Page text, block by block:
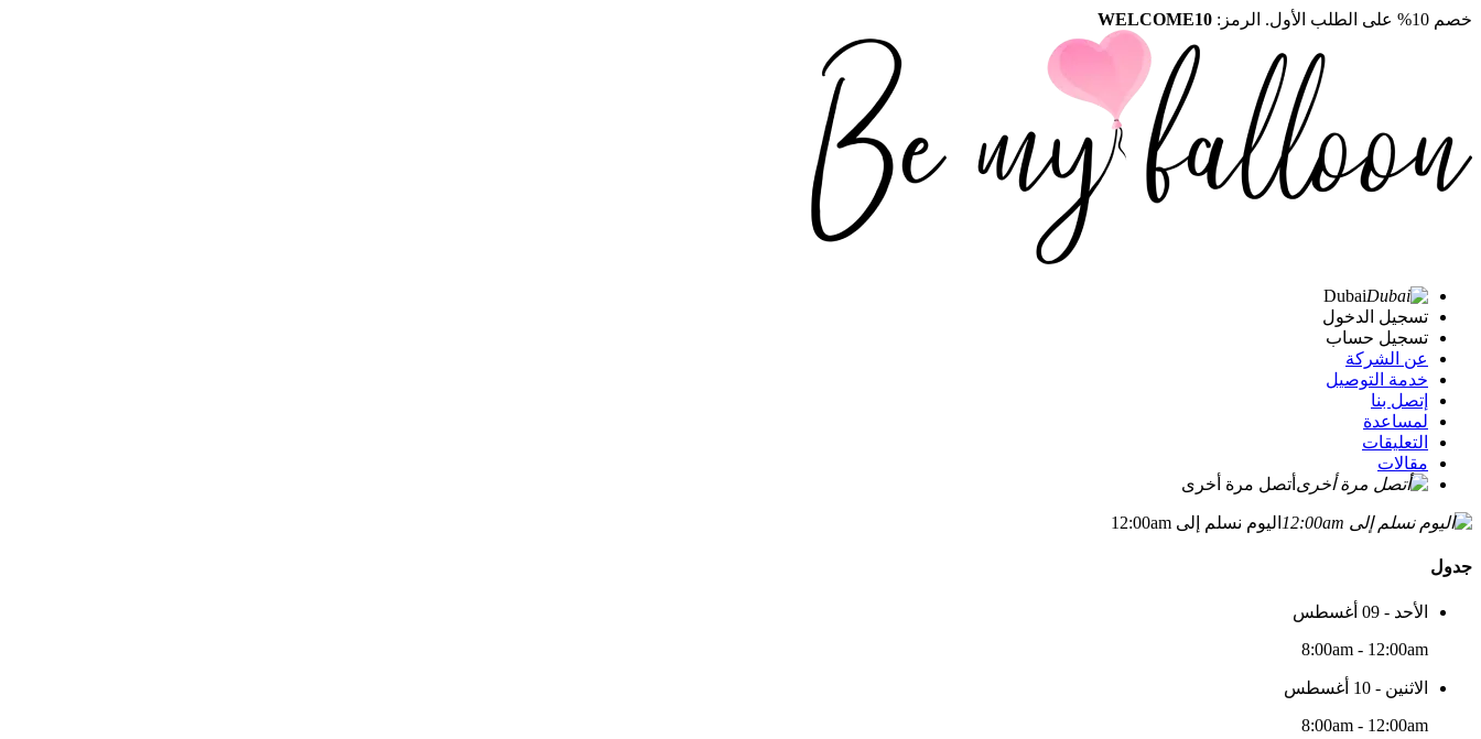
خصم 10% على الطلب الأول. الرمز: WELCOME10
Dubai
تسجيل الدخول
تسجيل حساب
عن الشركة
خدمة التوصيل
إتصل بنا
لمساعدة
التعليقات
مقالات
أتصل مرة أخرى
اليوم نسلم إلى 12:00am
جدول
الأحد - 09 أغسطس
8:00am - 12:00am
الاثنين - 10 أغسطس
8:00am - 12:00am